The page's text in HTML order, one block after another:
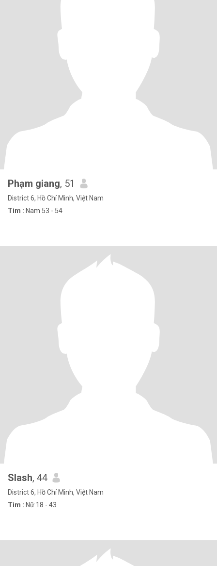
Phạm giang, 51
District 6, Hồ Chí Minh, Việt Nam
Tìm : Nam 53 - 54
Slash, 44
District 6, Hồ Chí Minh, Việt Nam
Tìm : Nữ 18 - 43